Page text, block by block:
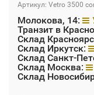
Артикул: Vetro 3500
Молокова, 14:
Транзит в
Склад
Склад Иркутск:
Склад Санкт-
Склад Москва:
Склад